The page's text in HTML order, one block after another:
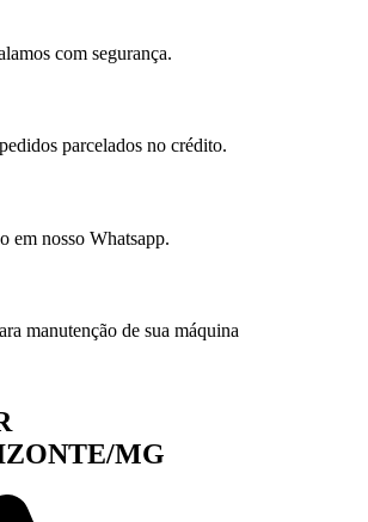
com segurança.
parcelados no crédito.
em nosso Whatsapp.
manutenção de sua máquina
MG